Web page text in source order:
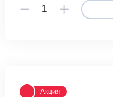
Акция